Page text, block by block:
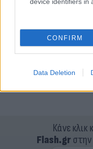
CONFIRM
Data Deletion
Κάνε κλικ
Flash.gr